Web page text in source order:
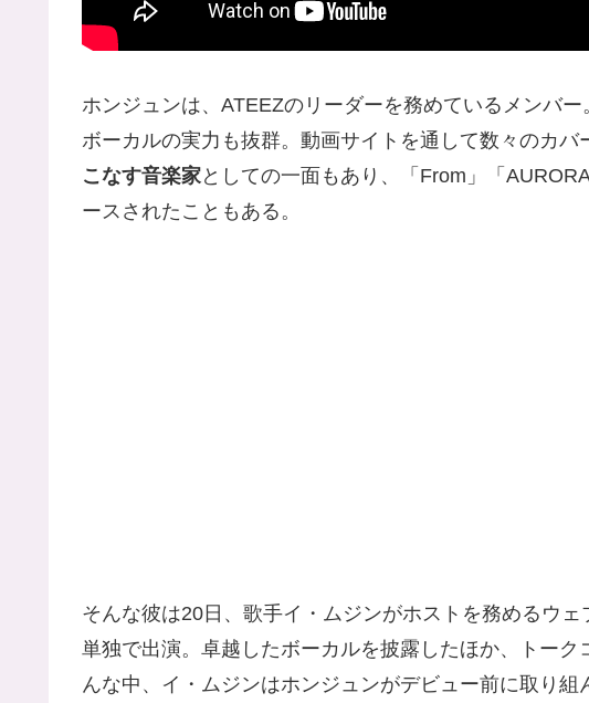
ホンジュンは、ATEEZのリーダーを務めているメンバ
ボーカルの実力も抜群。動画サイトを通して数々のカバ
こなす音楽家としての一面もあり、「From」「
ースされたこともある。
そんな彼は20日、歌手イ・ムジンがホストを務めるウ
単独で出演。卓越したボーカルを披露したほか、トー
んな中、イ・ムジンはホンジュンがデビュー前に取り